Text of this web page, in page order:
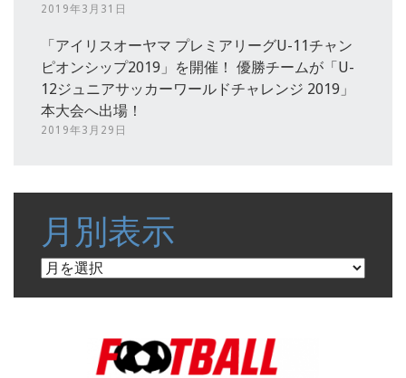
2019年3月31日
「アイリスオーヤマ プレミアリーグU-11チャン
ピオンシップ2019」を開催！ 優勝チームが「U-
12ジュニアサッカーワールドチャレンジ 2019」
本大会へ出場！
2019年3月29日
月別表示
月